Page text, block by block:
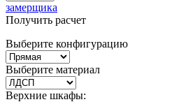
замерщика
Получить расчет
Выберите конфигурацию
Выберите материал
Верхние шкафы: